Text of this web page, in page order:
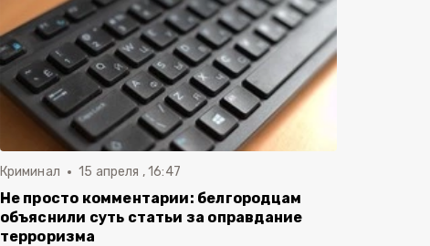
Криминал 15 апреля , 16:47
Не просто комментарии: белгородцам
объяснили суть статьи за оправдание
терроризма